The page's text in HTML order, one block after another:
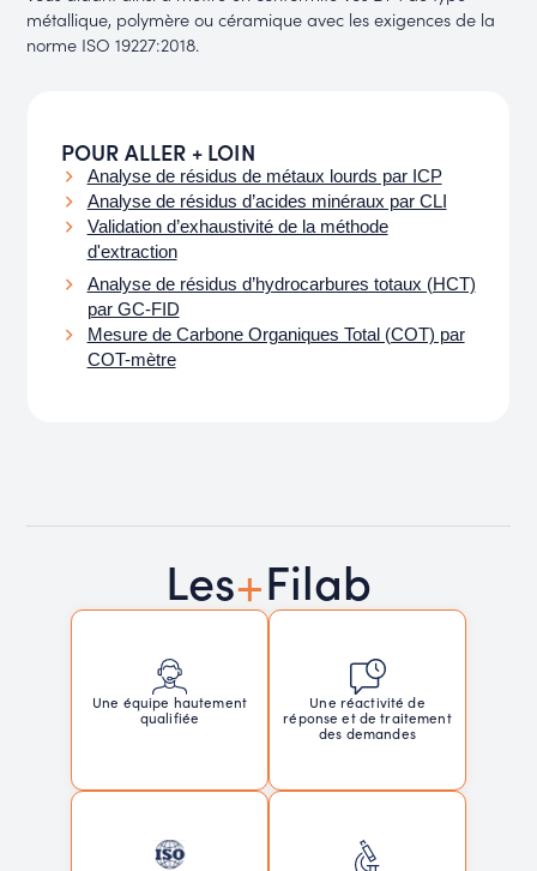
métallique, polymère ou céramique avec les exigences de la
norme ISO 19227:2018.
POUR ALLER + LOIN
Analyse de résidus de métaux lourds par ICP
Analyse de résidus d’acides minéraux par CLI
Validation d’exhaustivité de la méthode​
d'extraction
Analyse de résidus d’hydrocarbures totaux (HCT)
par GC-FID
Mesure de Carbone Organiques Total (COT) par
COT-mètre
Les+Filab
Une équipe hautement
qualifiée
Une réactivité de
réponse et de traitement
des demandes